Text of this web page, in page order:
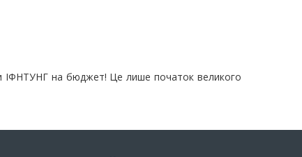
ІФНТУНГ на бюджет! Це лише початок великого